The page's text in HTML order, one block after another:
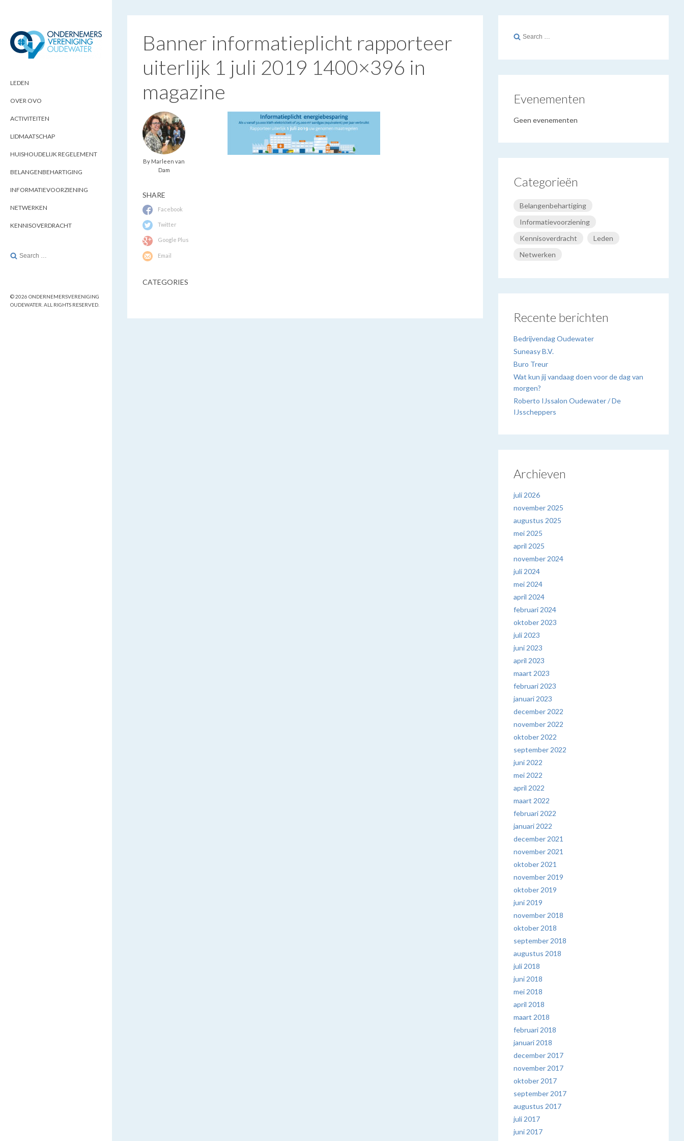
LEDEN
OVER OVO
ACTIVITEITEN
LIDMAATSCHAP
HUISHOUDELIJK REGELEMENT
BELANGENBEHARTIGING
INFORMATIEVOORZIENING
NETWERKEN
KENNISOVERDRACHT
Search
© 2026 ONDERNEMERSVERENIGING
OUDEWATER. ALL RIGHTS RESERVED.
Banner informatieplicht rapporteer
uiterlijk 1 juli 2019 1400×396 in
magazine
By Marleen van
Dam
SHARE
Facebook
Twitter
Google Plus
Email
CATEGORIES
Search
Evenementen
Geen evenementen
Categorieën
Belangenbehartiging
Informatievoorziening
Kennisoverdracht
Leden
Netwerken
Recente berichten
Bedrijvendag Oudewater
Suneasy B.V.
Buro Treur
Wat kun jij vandaag doen voor de dag van
morgen?
Roberto IJssalon Oudewater / De
IJsscheppers
Archieven
juli 2026
november 2025
augustus 2025
mei 2025
april 2025
november 2024
juli 2024
mei 2024
april 2024
februari 2024
oktober 2023
juli 2023
juni 2023
april 2023
maart 2023
februari 2023
januari 2023
december 2022
november 2022
oktober 2022
september 2022
juni 2022
mei 2022
april 2022
maart 2022
februari 2022
januari 2022
december 2021
november 2021
oktober 2021
november 2019
oktober 2019
juni 2019
november 2018
oktober 2018
september 2018
augustus 2018
juli 2018
juni 2018
mei 2018
april 2018
maart 2018
februari 2018
januari 2018
december 2017
november 2017
oktober 2017
september 2017
augustus 2017
juli 2017
juni 2017